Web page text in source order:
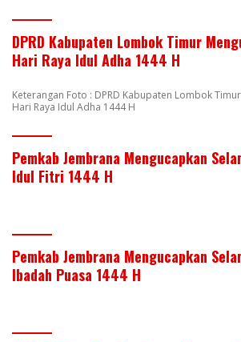
DPRD Kabupaten Lombok Timur
Hari Raya Idul Adha 1444 H
Keterangan Foto : DPRD Kabupaten Lombok
Hari Raya Idul Adha 1444 H
Pemkab Jembrana Mengucapkan
Idul Fitri 1444 H
Pemkab Jembrana Mengucapkan
Ibadah Puasa 1444 H